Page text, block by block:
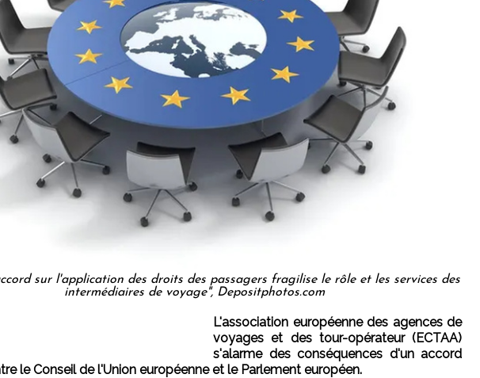
sur l'application des droits des passagers fragilise le rôle et les services des
intermédiaires de voyage", Depositphotos.com
L'association européenne des agences de
voyages et des tour-opérateur (ECTAA)
s'alarme des conséquences d'un accord
le Conseil de l'Union européenne et le Parlement européen.